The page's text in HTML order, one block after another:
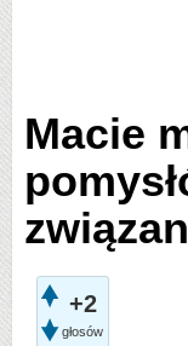
Macie
+2
głosów